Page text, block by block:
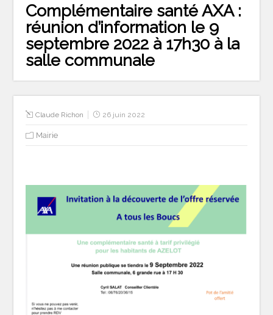
Complémentaire santé AXA :
réunion d’information le 9
septembre 2022 à 17h30 à la
salle communale
Claude Richon 26 juin 2022
Mairie